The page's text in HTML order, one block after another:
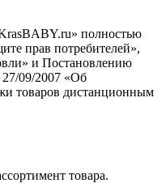
полностью
прав потребителей»,
и Постановлению
09/2007 «Об
товаров дистанционным
товара.